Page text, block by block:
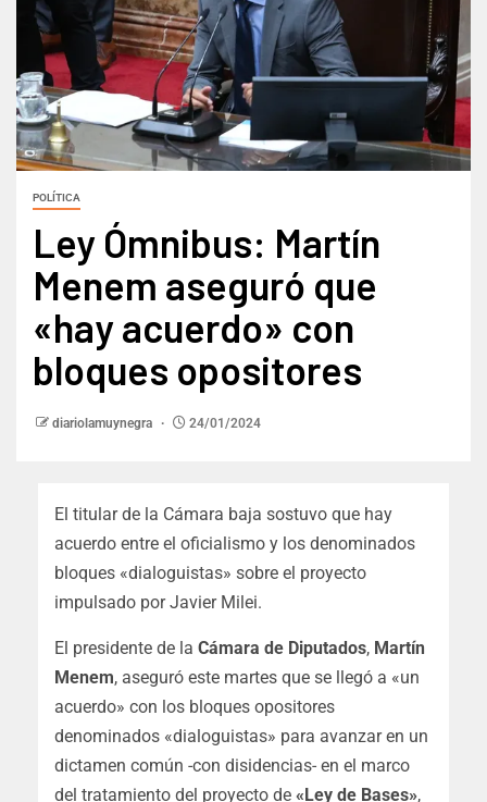
POLÍTICA
Ley Ómnibus: Martín
Menem aseguró que
«hay acuerdo» con
bloques opositores
diariolamuynegra 24/01/2024
El titular de la Cámara baja sostuvo que hay
acuerdo entre el oficialismo y los denominados
bloques «dialoguistas» sobre el proyecto
impulsado por Javier Milei.
El presidente de la Cámara de Diputados, Martín
Menem, aseguró este martes que se llegó a «un
acuerdo» con los bloques opositores
denominados «dialoguistas» para avanzar en un
dictamen común -con disidencias- en el marco
del tratamiento del proyecto de «Ley de Bases»,